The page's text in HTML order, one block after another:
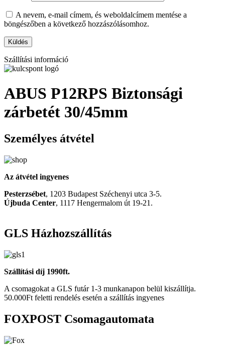
A nevem, e-mail címem, és weboldalcímem mentése a
böngészőben a következő hozzászólásomhoz.
Szállítási információ
ABUS P12RPS Biztonsági
zárbetét 30/45mm
Személyes átvétel
Az átvétel ingyenes
Pesterzsébet, 1203 Budapest Széchenyi utca 3-5.
Újbuda Center, 1117 Hengermalom út 19-21.
GLS Házhozszállítás
Szállítási díj 1990ft.
A csomagokat a GLS futár 1-3 munkanapon belül kiszállítja.
50.000Ft feletti rendelés esetén a szállítás ingyenes
FOXPOST Csomagautomata